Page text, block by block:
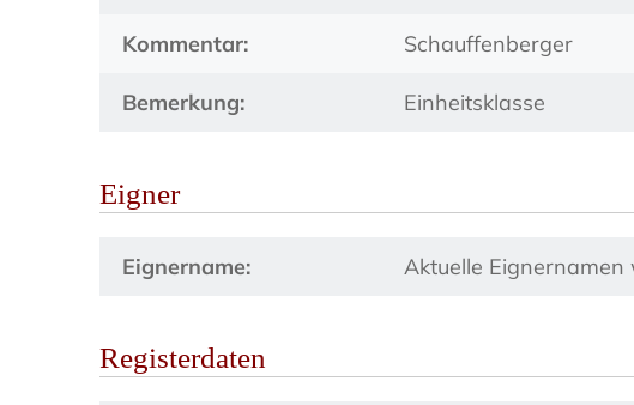
Kommentar: Schauffenberger
Bemerkung: Einheitsklasse
Eigner
Eignername: Aktuelle
Registerdaten